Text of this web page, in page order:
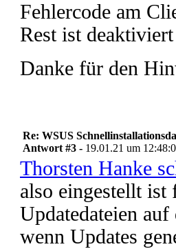
Fehlercode am
Rest ist deaktiviert
Danke für den
Re: WSUS
Antwort #3 - 19.01.21 um
Thorsten Hanke
also eingestellt ist
Updatedateien
wenn Updates